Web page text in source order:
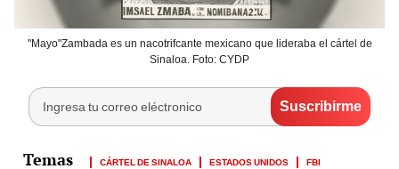
"Mayo"Zambada es un nacotrifcante mexicano que lideraba el cártel de
Sinaloa. Foto: CYDP
CÁRTEL DE SINALOA ESTADOS UNIDOS
FBI